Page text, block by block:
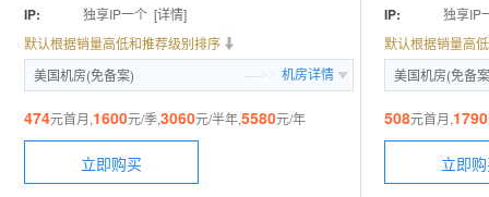
IP: 独享IP一个 [详情]
默认根据销量高低和推荐级别排序
---->> 机房详情
美国机房(免备案)
474元首月,1600元/季,3060元/半年,5580元/年
立即购买
IP:
独享IP
默认根据销量高
美国机房(免备
508元首月,1790
立即